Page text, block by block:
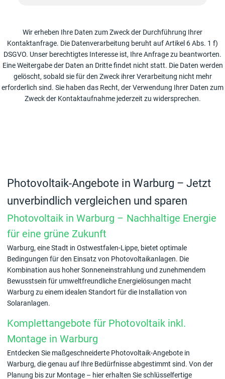
Wir erheben Ihre Daten zum Zweck der Durchführung Ihrer
Kontaktanfrage. Die Datenverarbeitung beruht auf Artikel 6 Abs. 1 f)
DSGVO. Unser berechtigtes Interesse ist, Ihre Anfrage zu beantworten.
Eine Weitergabe der Daten an Dritte findet nicht statt. Die Daten werden
gelöscht, sobald sie für den Zweck ihrer Verarbeitung nicht mehr
erforderlich sind. Sie haben das Recht, der Verwendung Ihrer Daten zum
Zweck der Kontaktaufnahme jederzeit zu widersprechen.
Photovoltaik-Angebote in Warburg – Jetzt
unverbindlich vergleichen und sparen
Photovoltaik in Warburg – Nachhaltige Energie
für eine grüne Zukunft
Warburg, eine Stadt in Ostwestfalen-Lippe, bietet optimale
Bedingungen für den Einsatz von Photovoltaikanlagen. Die
Kombination aus hoher Sonneneinstrahlung und zunehmendem
Bewusstsein für umweltfreundliche Energielösungen macht
Warburg zu einem idealen Standort für die Installation von
Solaranlagen.
Komplettangebote für Photovoltaik inkl.
Montage in Warburg
Entdecken Sie maßgeschneiderte Photovoltaik-Angebote in
Warburg, die genau auf Ihre Bedürfnisse abgestimmt sind. Von der
Planung bis zur Montage – hier erhalten Sie schlüsselfertige